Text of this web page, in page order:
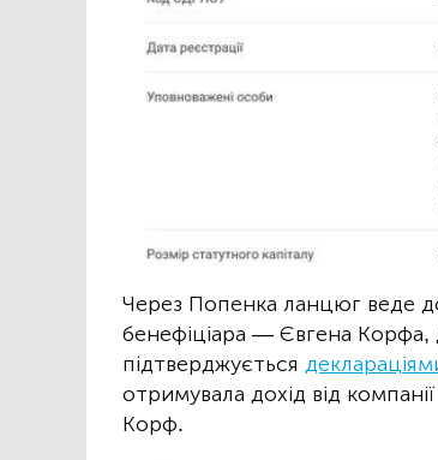
Через Попенка ланцюг веде
бенефіціара — Євгена Корфа,
підтверджується
отримувала дохід від
Корф.